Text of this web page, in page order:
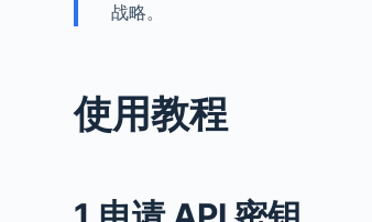
战略。
使用教程